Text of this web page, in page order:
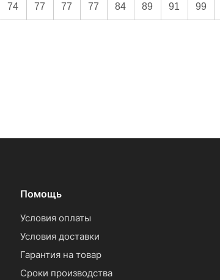
74 77 77 77 84 89 91 99
Помощь
Условия оплаты
Условия доставки
Гарантия на товар
Сроки производства